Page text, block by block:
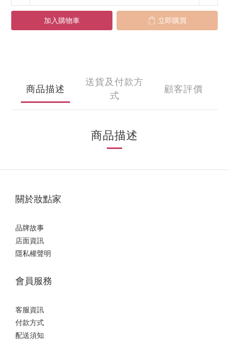
加入購物車 立即購買
商品描述
送貨及付款方
式
顧客評價
商品描述
關於妝點家
品牌故事
店面資訊
隱私權聲明
會員服務
客服資訊
付款方式
配送須知